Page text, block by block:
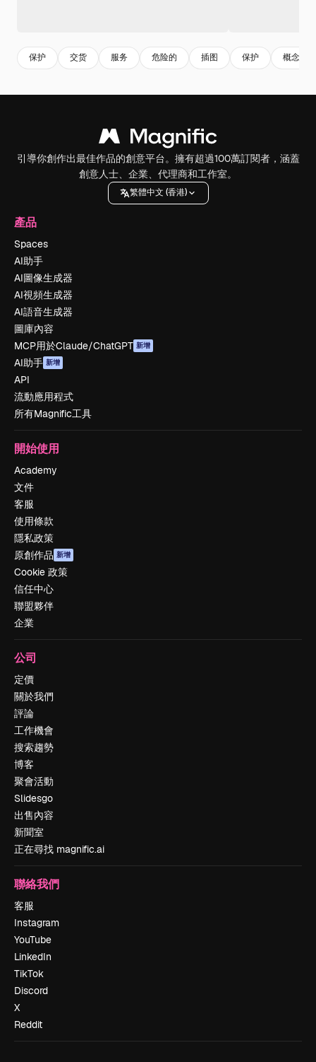
保护 交货 服务 危险的 插图 保护 概念
引導你創作出最佳作品的創意平台。擁有超過100萬訂閱者，涵蓋
創意人士、企業、代理商和工作室。
繁體中文 (香港)
產品
Spaces
AI助手
AI圖像生成器
AI視頻生成器
AI語音生成器
圖庫內容
MCP用於Claude/ChatGPT 新增
AI助手 新增
API
流動應用程式
所有Magnific工具
開始使用
Academy
文件
客服
使用條款
隱私政策
原創作品 新增
Cookie 政策
信任中心
聯盟夥伴
企業
公司
定價
關於我們
評論
工作機會
搜索趨勢
博客
聚會活動
Slidesgo
出售內容
新聞室
正在尋找 magnific.ai
聯絡我們
客服
Instagram
YouTube
LinkedIn
TikTok
Discord
X
Reddit